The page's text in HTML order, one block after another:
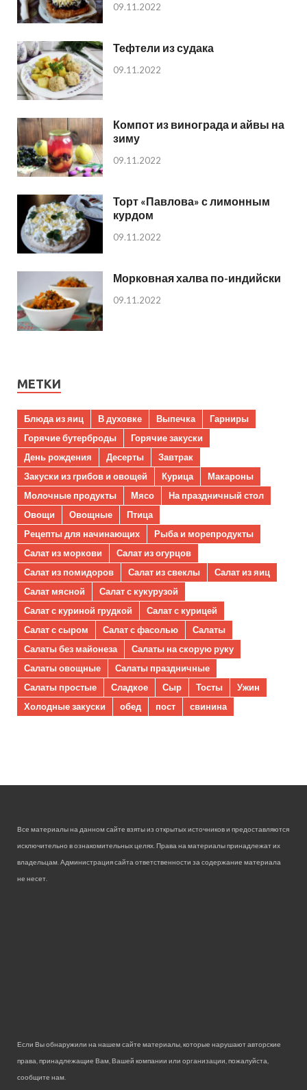
09.11.2022
Тефтели из судака
09.11.2022
Компот из винограда и айвы на
зиму
09.11.2022
Торт «Павлова» с лимонным
курдом
09.11.2022
Морковная халва по-индийски
09.11.2022
МЕТКИ
Блюда из яиц В духовке Выпечка
Гарниры
Горячие бутерброды
Горячие закуски
День рождения
Десерты
Завтрак
Закуски из грибов и овощей
Курица
Макароны
Молочные продукты
Мясо
На праздничный стол
Овощи
Овощные
Птица
Рецепты для начинающих
Рыба и морепродукты
Салат из моркови
Салат из огурцов
Салат из помидоров
Салат из свеклы
Салат из яиц
Салат мясной
Салат с кукурузой
Салат с куриной грудкой
Салат с курицей
Салат с сыром
Салат с фасолью
Салаты
Салаты без майонеза
Салаты на скорую руку
Салаты овощные
Салаты праздничные
Салаты простые
Сладкое Сыр Тосты
Ужин
Холодные закуски
обед пост свинина
Все материалы на данном сайте взяты из открытых источников и предоставляются
исключительно в ознакомительных целях. Права на материалы принадлежат их
владельцам. Администрация сайта ответственности за содержание материала
не несет.
Если Вы обнаружили на нашем сайте материалы, которые нарушают авторские
права, принадлежащие Вам, Вашей компании или организации, пожалуйста,
сообщите нам.